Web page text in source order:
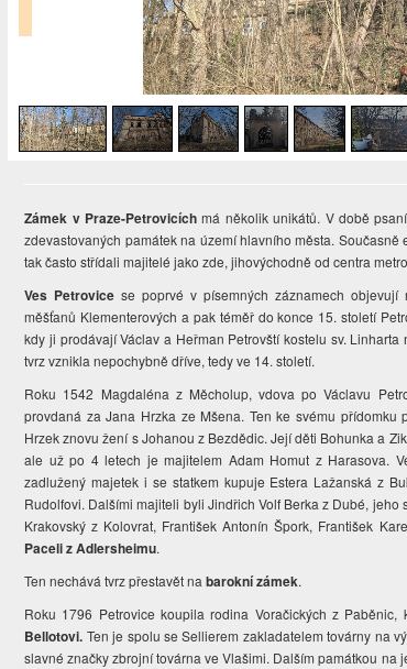
Zámek v Praze-Petrovicíchmá několik unikátů. V době
zdevastovaných památek na území hlavního města.
tak často střídali majitelé jako zde, jihovýchodně od centra
Ves Petrovicese poprvé v písemných záznamech
měšťanů Klementerových a pak téměř do konce 15. století
kdy ji prodávají Václav a Heřman Petrovští kostelu sv.
tvrz vznikla nepochybně dříve, tedy ve 14. století.
Roku 1542 Magdaléna z Měcholup, vdova po Václavu
provdaná za Jana Hrzka ze Mšena. Ten ke svému přídomku
Hrzek znovu žení s Johanou z Bezdědic. Její děti Bohunka a
ale už po 4 letech je majitelem Adam Homut z Harasova.
zadlužený majetek i se statkem kupuje Estera Lažanská z
Rudolfovi. Dalšími majiteli byli Jindřich Volf Berka z Dubé,
Krakovský z Kolovrat, František Antonín Špork, František
Paceli z Adlersheimu.
Ten nechává tvrz přestavět nabarokní zámek.
Roku 1796 Petrovice koupila rodina Voračických z
Bellotovi. Ten je spolu se Sellierem zakladatelem továrny na
slavné značky zbrojní továrna ve Vlašimi. Dalším památkou